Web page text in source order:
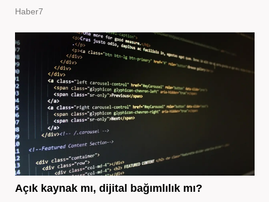
Haber7
Açık kaynak mı, dijital bağımlılık mı?